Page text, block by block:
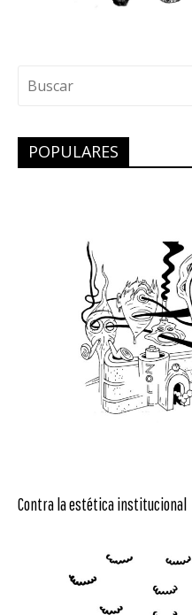
POPULARES
Contra la estética institucional